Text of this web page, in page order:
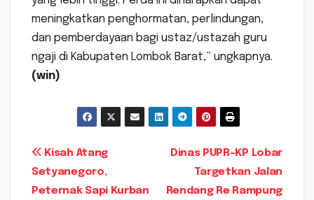
meningkatkan penghormatan, perlindungan,
dan pemberdayaan bagi ustaz/ustazah guru
ngaji di Kabupaten Lombok Barat,” ungkapnya.
(win)
Navigasi
pos
Dinas PUPR-KP Lobar
Targetkan Jalan
Rendang Re Rampung
Kisah Atang
Setyanegoro,
Peternak Sapi Kurban